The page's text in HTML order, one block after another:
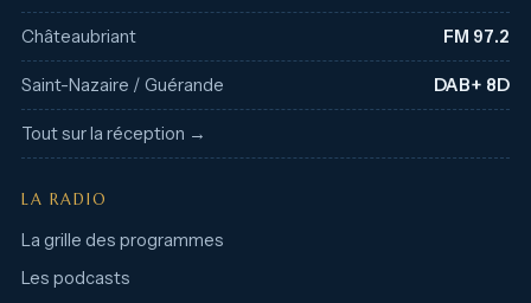
Châteaubriant FM 97.2
Saint-Nazaire / Guérande DAB+ 8D
Tout sur la réception →
LA RADIO
La grille des programmes
Les podcasts